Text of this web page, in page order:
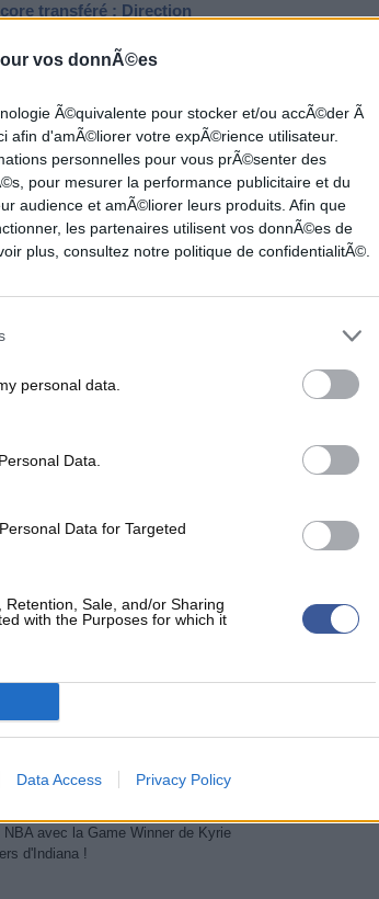
vos donnÃ©es
Ã©quivalente pour stocker et/ou accÃ©der Ã
afin d'amÃ©liorer votre expÃ©rience utilisateur.
personnelles pour vous prÃ©senter des
pour mesurer la performance publicitaire et du
audience et amÃ©liorer leurs produits. Afin que
les partenaires utilisent vos donnÃ©es de
plus, consultez notre politique de confidentialitÃ©.
personal data.
Data.
Data for Targeted
Sale, and/or Sharing
with the Purposes for which it
Data Access Privacy Policy
transféré : Direction
an, ça commence à faire beaucoup
TOP 5
le dunk de la nuit
et Anthony Davis.
face aux Pacers
NBA avec la Game Winner de Kyrie
d'Indiana !